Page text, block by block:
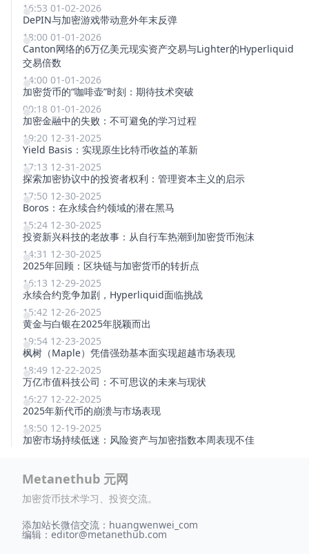
16:53 01-02-2026
DePIN与加密游戏带动意外年末反弹
18:00 01-01-2026
Canton网络的6万亿美元现实资产交易与Lighter的Hyperliquid
交易倍数
14:00 01-01-2026
加密货币的“咖啡壶”时刻：期待技术突破
00:18 01-01-2026
加密金融中的失败：不可避免的学习过程
19:20 12-31-2025
Yield Basis：实现原生比特币收益的革新
17:13 12-31-2025
探索加密协议中的投资者权利：管理资本主义的启示
17:50 12-30-2025
Boros：在永续合约领域的潜在黑马
15:24 12-30-2025
投资新兴科技的老故事：从自行车热潮到加密货币泡沫
14:31 12-30-2025
2025年回顾：区块链与加密货币的转折点
16:13 12-29-2025
永续合约竞争加剧，Hyperliquid面临挑战
15:42 12-26-2025
黄金与白银在2025年脱颖而出
19:54 12-23-2025
枫树（Maple）凭借强劲基本面实现超越市场表现
18:49 12-22-2025
万亿市值科技公司：不可思议的未来与现状
16:27 12-22-2025
2025年新代币的崩溃与市场表现
18:50 12-19-2025
加密市场持续低迷：风险资产与加密指数本周表现不佳
Metanethub 元网
加密货币技术学习、投资交流。
添加站长微信交流：huangwenwei_com
编辑：editor@metanethub.com